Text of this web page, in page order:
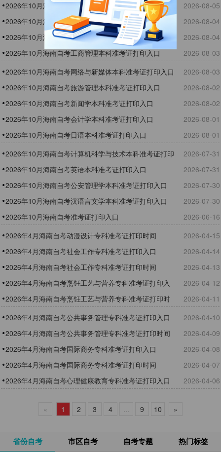
口
2026年10月海南自考法学本科准考证打印入口
2026-08-05
2026年10月海南自考计算机应用技术专科准考证打印入
口
2026-08-04
2026年10月海南自考应用化学本科准考证打印入口
2026-08-04
2026年10月海南自考工商管理本科准考证打印入口
2026-08-03
2026年10月海南自考网络与新媒体本科准考证打印入口
2026-08-03
2026年10月海南自考旅游管理本科准考证打印入口
2026-08-02
2026年10月海南自考新闻学本科准考证打印入口
2026-08-02
2026年10月海南自考会计学本科准考证打印入口
2026-08-01
2026年10月海南自考日语本科准考证打印入口
2026-08-01
2026年10月海南自考计算机科学与技术本科准考证打印
入口
2026-07-31
2026年10月海南自考英语本科准考证打印入口
2026-07-31
2026年10月海南自考公安管理学本科准考证打印入口
2026-07-30
2026年10月海南自考汉语言文学本科准考证打印入口
2026-07-30
2026年10月海南自考准考证打印入口
2026-06-16
2026年4月海南自考动漫设计专科准考证打印时间
2026-04-15
2026年4月海南自考社会工作专科准考证打印入口
2026-04-14
2026年4月海南自考社会工作专科准考证打印时间
2026-04-13
2026年4月海南自考烹饪工艺与营养专科准考证打印入
口
2026-04-12
2026年4月海南自考烹饪工艺与营养专科准考证打印时
间
2026-04-11
2026年4月海南自考公共事务管理专科准考证打印入口
2026-04-10
2026年4月海南自考公共事务管理专科准考证打印时间
2026-04-09
2026年4月海南自考国际商务专科准考证打印入口
2026-04-08
2026年4月海南自考国际商务专科准考证打印时间
2026-04-07
2026年4月海南自考心理健康教育专科准考证打印入口
2026-04-06
« 1 2 3 4 ... 9 10 »
省份自考 市区自考 自考专题 热门标签